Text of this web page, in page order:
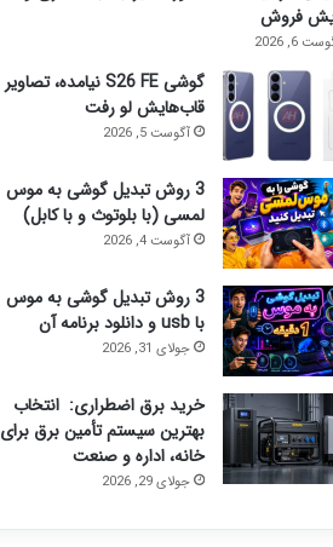
فروش
6, 2026
گوشی S26 FE نیامده، تصاویر
قاب‌هایش لو رفت
آگوست 5, 2026
3 روش تبدیل گوشی به موس
لمسی (با بلوتوث و با کابل)
آگوست 4, 2026
3 روش تبدیل گوشی به موس
با usb و دانلود برنامه آن
جولای 31, 2026
خرید برق اضطراری: انتخاب
بهترین سیستم تأمین برق برای
خانه، اداره و صنعت
جولای 29, 2026